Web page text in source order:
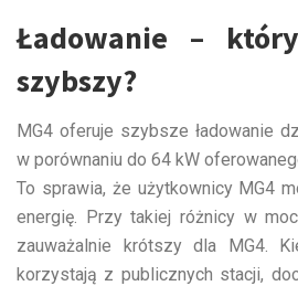
Ładowanie –
szybszy?
MG4 oferuje szybsze ładowanie
w porównaniu do 64 kW
To sprawia, że użytkownicy MG4
energię. Przy takiej różnicy w
zauważalnie krótszy dla MG4.
korzystają z publicznych stacji,